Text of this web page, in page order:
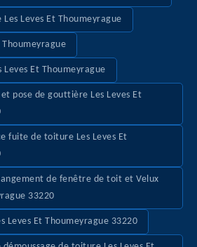
Leves Et Thoumeyrague
Thoumeyrague
Et Thoumeyrague
pose de gouttière Les Leves Et
fuite de toiture Les Leves Et
de fenêtre de toit et Velux
33220
Leves Et Thoumeyrague 33220